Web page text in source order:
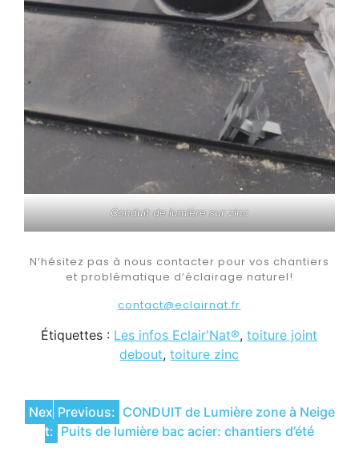
Conduit de lumière sur zinc
N’hésitez pas à nous contacter pour vos chantiers
et problématique d’éclairage naturel!
contact@eclairnat.fr
Étiquettes : Les infos Eclair'Nat®,toiture joint
debout,toiture zinc
Navigation
de
Previous: CONDUIT de Lumière zone à Neige
Nex
t: Puits de lumière bac acier: chantiers d’été